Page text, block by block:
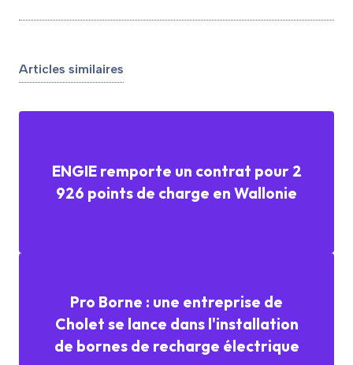
Articles similaires
ENGIE remporte un contrat pour 2
926 points de charge en Wallonie
Pro Borne : une entreprise de
Cholet se lance dans l'installation
de bornes de recharge électrique